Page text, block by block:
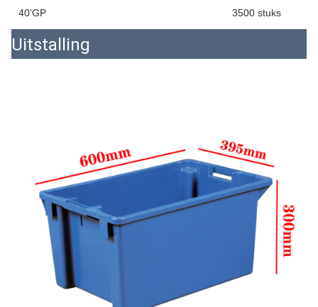
40'GP 3500 stuks
Uitstalling